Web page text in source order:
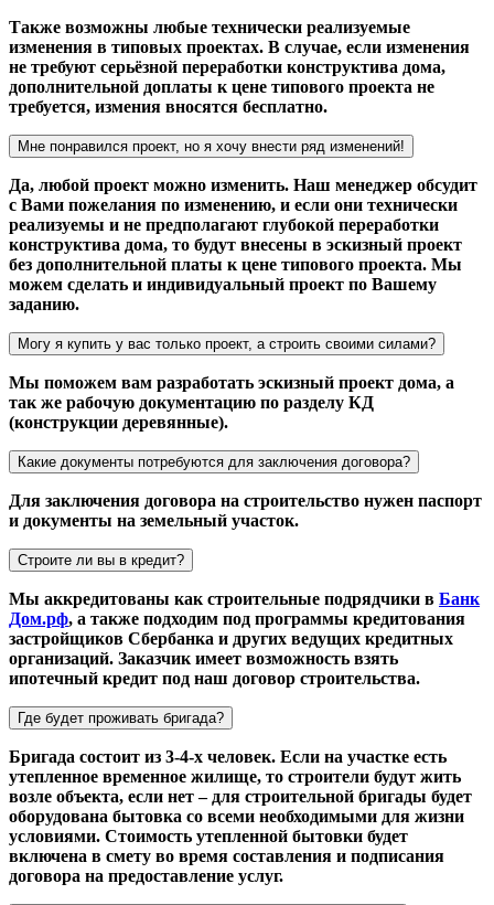
Также возможны любые технически реализуемые
изменения в типовых проектах. В случае, если изменения
не требуют серьёзной переработки конструктива дома,
дополнительной доплаты к цене типового проекта не
требуется, измения вносятся бесплатно.
Мне понравился проект, но я хочу внести ряд изменений!
Да, любой проект можно изменить. Наш менеджер обсудит
с Вами пожелания по изменению, и если они технически
реализуемы и не предполагают глубокой переработки
конструктива дома, то будут внесены в эскизный проект
без дополнительной платы к цене типового проекта. Мы
можем сделать и индивидуальный проект по Вашему
заданию.
Могу я купить у вас только проект, а строить своими силами?
Мы поможем вам разработать эскизный проект дома, а
так же рабочую документацию по разделу КД
(конструкции деревянные).
Какие документы потребуются для заключения договора?
Для заключения договора на строительство нужен паспорт
и документы на земельный участок.
Строите ли вы в кредит?
Мы аккредитованы как строительные подрядчики в Банк
Дом.рф, а также подходим под программы кредитования
застройщиков Сбербанка и других ведущих кредитных
организаций. Заказчик имеет возможность взять
ипотечный кредит под наш договор строительства.
Где будет проживать бригада?
Бригада состоит из 3-4-х человек. Если на участке есть
утепленное временное жилище, то строители будут жить
возле объекта, если нет – для строительной бригады будет
оборудована бытовка со всеми необходимыми для жизни
условиями. Стоимость утепленной бытовки будет
включена в смету во время составления и подписания
договора на предоставление услуг.